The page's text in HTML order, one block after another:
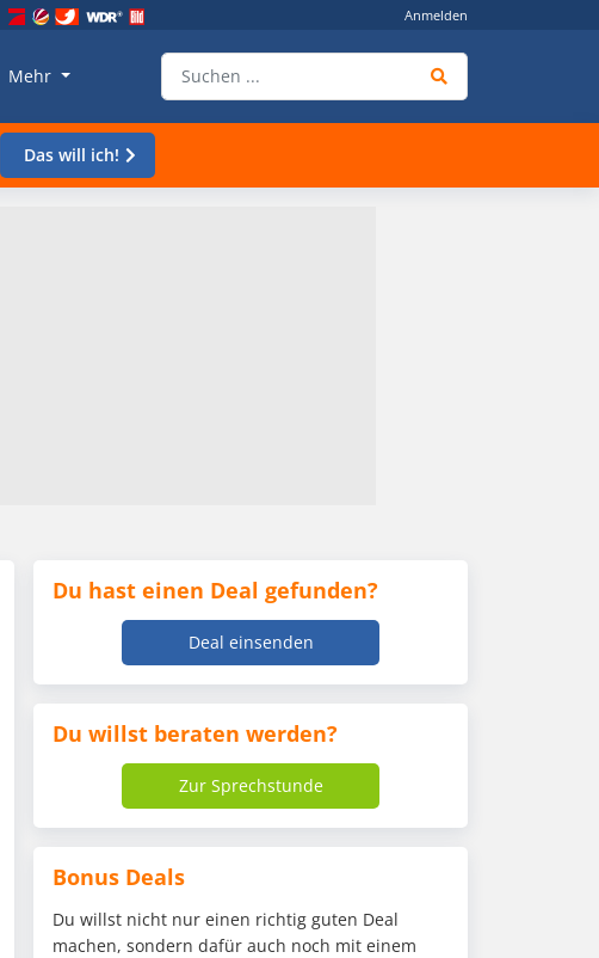
Anmelden
Mehr
Das will ich!
Du hast einen Deal gefunden?
Deal einsenden
Du willst beraten werden?
Zur Sprechstunde
Bonus Deals
Du willst nicht nur einen richtig guten Deal
machen, sondern dafür auch noch mit einem